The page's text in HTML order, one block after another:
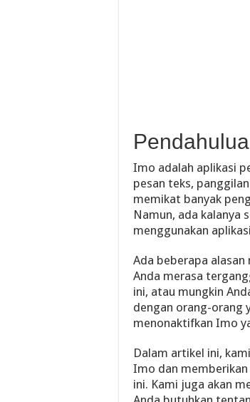
Imo adalah aplikasi
pesan teks,
memikat banyak
Namun, ada kalanya
menggunakan
Ada beberapa
Anda merasa
ini, atau mungkin
dengan orang-orang
menonaktifkan Imo
Dalam artikel ini,
Imo dan
ini. Kami juga akan